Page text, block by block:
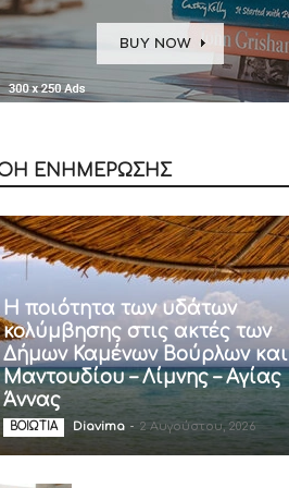
ΕΝΗΜΕΡΩΣΗΣ
Η ποιότητα των υδάτων
κολύμβησης στις ακτές των
Δήμων Καμένων Βούρλων και
Μαντουδίου – Λίμνης – Αγίας
Άννας
ΒΟΙΩΤΙΑ Diavima - 2 Αυγούστου, 2026